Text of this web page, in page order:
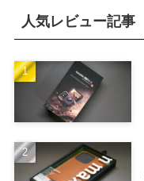
人気レビュー記事